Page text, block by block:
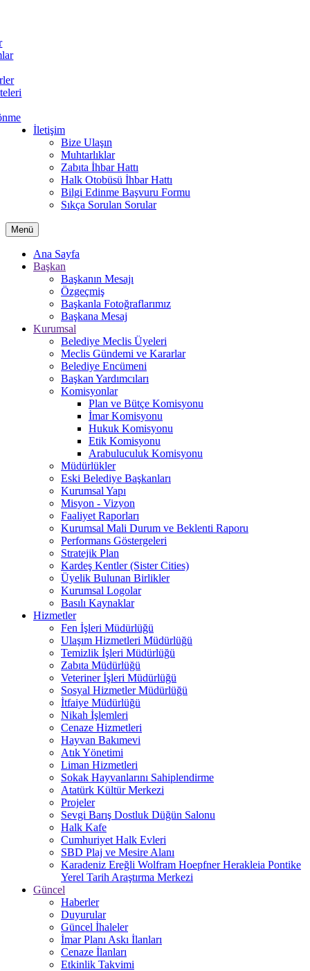
İletişim
Bize Ulaşın
Muhtarlıklar
Zabıta İhbar Hattı
Halk Otobüsü İhbar Hattı
Bilgi Edinme Başvuru Formu
Sıkça Sorulan Sorular
Menü
Ana Sayfa
Başkan
Başkanın Mesajı
Özgeçmiş
Başkanla Fotoğraflarımız
Başkana Mesaj
Kurumsal
Belediye Meclis Üyeleri
Meclis Gündemi ve Kararlar
Belediye Encümeni
Başkan Yardımcıları
Komisyonlar
Plan ve Bütçe Komisyonu
İmar Komisyonu
Hukuk Komisyonu
Etik Komisyonu
Arabuluculuk Komisyonu
Müdürlükler
Eski Belediye Başkanları
Kurumsal Yapı
Misyon - Vizyon
Faaliyet Raporları
Kurumsal Mali Durum ve Beklenti Raporu
Performans Göstergeleri
Stratejik Plan
Kardeş Kentler (Sister Cities)
Üyelik Bulunan Birlikler
Kurumsal Logolar
Basılı Kaynaklar
Hizmetler
Fen İşleri Müdürlüğü
Ulaşım Hizmetleri Müdürlüğü
Temizlik İşleri Müdürlüğü
Zabıta Müdürlüğü
Veteriner İşleri Müdürlüğü
Sosyal Hizmetler Müdürlüğü
İtfaiye Müdürlüğü
Nikah İşlemleri
Cenaze Hizmetleri
Hayvan Bakımevi
Atık Yönetimi
Liman Hizmetleri
Sokak Hayvanlarını Sahiplendirme
Atatürk Kültür Merkezi
Projeler
Sevgi Barış Dostluk Düğün Salonu
Halk Kafe
Cumhuriyet Halk Evleri
SBD Plaj ve Mesire Alanı
Karadeniz Ereğli Wolfram Hoepfner Herakleia Pontike
Yerel Tarih Araştırma Merkezi
Güncel
Haberler
Duyurular
Güncel İhaleler
İmar Planı Askı İlanları
Cenaze İlanları
Etkinlik Takvimi